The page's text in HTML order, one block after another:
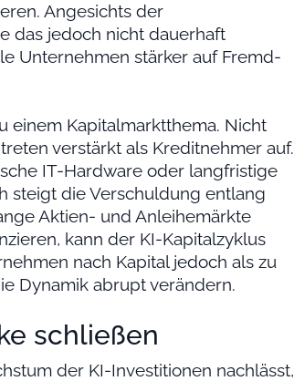
Angesichts der
das jedoch nicht dauerhaft
Unternehmen stärker auf Fremd-
einem Kapitalmarktthema. Nicht
verstärkt als Kreditnehmer auf.
IT-Hardware oder langfristige
steigt die Verschuldung entlang
Aktien- und Anleihemärkte
kann der KI-Kapitalzyklus
nach Kapital jedoch als zu
Dynamik abrupt verändern.
schließen
der KI-Investitionen nachlässt,